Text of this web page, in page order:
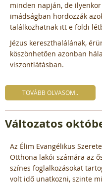
minden napján, de
imádságban hordozzák
találkozhatnak itt e földi
Jézus kereszthalálának,
köszönhetően azonban
viszontlátásban.
TOVÁBB OLVASOM..
Változatos
Az Élim Evangélikus
Otthona lakói számára az
színes foglalkozásokat
volt idő unatkozni, szinte